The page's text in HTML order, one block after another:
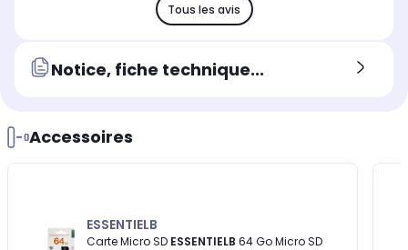
Tous les avis
Notice, fiche technique...
Accessoires
ESSENTIELB
Carte Micro SD ESSENTIELB 64 Go Micro SD